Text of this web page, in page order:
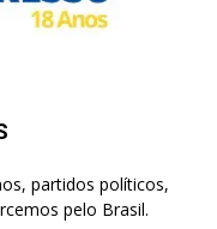
partidos políticos,
pelo Brasil.